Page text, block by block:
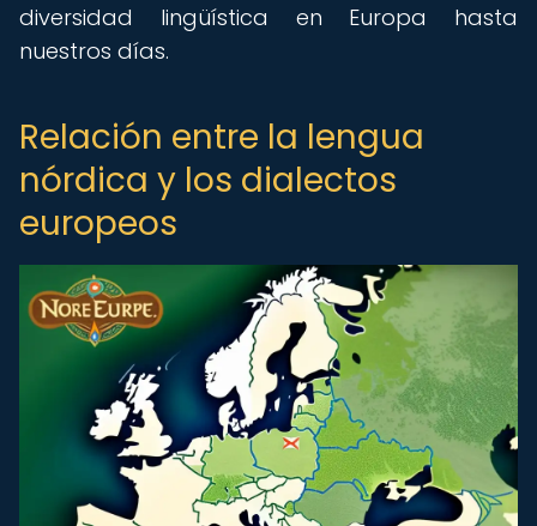
diversidad lingüística en Europa hasta
nuestros días.
Relación entre la lengua
nórdica y los dialectos
europeos